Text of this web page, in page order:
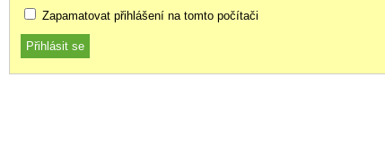
Zapamatovat přihlášení na tomto počítači